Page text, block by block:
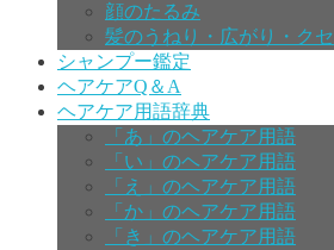
顔のたるみ
髪のうねり・広がり・クセ
シャンプー鑑定
ヘアケアQ＆A
ヘアケア用語辞典
「あ」のヘアケア用語
「い」のヘアケア用語
「え」のヘアケア用語
「か」のヘアケア用語
「き」のヘアケア用語